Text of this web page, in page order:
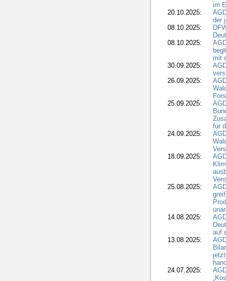
im
20.10.2025:
der
08.10.2025:
08.10.2025:
mit
30.09.2025:
26.09.2025:
25.09.2025:
für
24.09.2025:
18.09.2025:
25.08.2025:
14.08.2025:
auf
13.08.2025:
24.07.2025: